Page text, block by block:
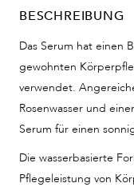
BESCHREIBUNG
Das Serum hat einen
gewohnten
verwendet.
Rosenwasser und
Serum für einen
Die wasserbasierte
Pflegeleistung von